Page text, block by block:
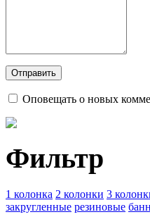
Оповещать о новых
Фильтр
1 колонка 2 колонки 3
закругленные резиновые